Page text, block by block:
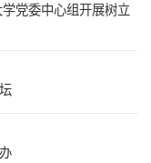
党委中心组开展树立